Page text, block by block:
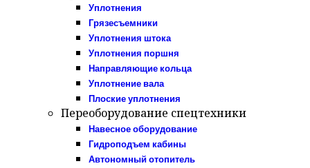
Уплотнения
Грязесъемники
Уплотнения штока
Уплотнения поршня
Направляющие кольца
Уплотнение вала
Плоские уплотнения
Переоборудование спецтехники
Навесное оборудование
Гидроподъем кабины
Автономный отопитель